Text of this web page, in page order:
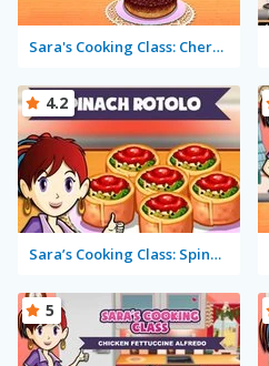
Sara's Cooking Class: Cherry Upside Down Cake
Sara’s Cooking Class: Spinach Rotolo
4.2
5